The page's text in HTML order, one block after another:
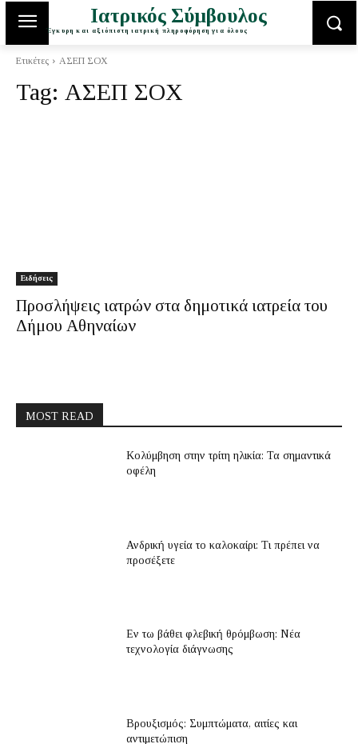
Ιατρικός Σύμβουλος
Έγκυρη και αξιόπιστη ιατρική πληροφόρηση για όλους
Ετικέτες ΑΣΕΠ ΣΟΧ
Tag: ΑΣΕΠ ΣΟΧ
Ειδήσεις
Προσλήψεις ιατρών στα δημοτικά ιατρεία του
Δήμου Αθηναίων
MOST READ
Κολύμβηση στην τρίτη ηλικία: Τα σημαντικά
οφέλη
Ανδρική υγεία το καλοκαίρι: Τι πρέπει να
προσέξετε
Εν τω βάθει φλεβική θρόμβωση: Νέα
τεχνολογία διάγνωσης
Βρουξισμός: Συμπτώματα, αιτίες και
αντιμετώπιση